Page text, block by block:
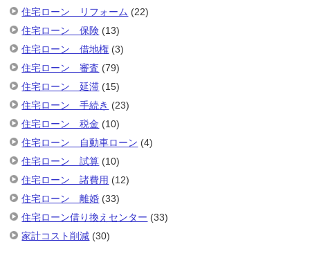
住宅ローン リフォーム (22)
住宅ローン 保険 (13)
住宅ローン 借地権 (3)
住宅ローン 審査 (79)
住宅ローン 延滞 (15)
住宅ローン 手続き (23)
住宅ローン 税金 (10)
住宅ローン 自動車ローン (4)
住宅ローン 試算 (10)
住宅ローン 諸費用 (12)
住宅ローン 離婚 (33)
住宅ローン借り換えセンター (33)
家計コスト削減 (30)